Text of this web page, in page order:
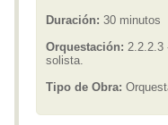
Duración: 30 minutos
Orquestación: 2.2.2.3
solista.
Tipo de Obra: